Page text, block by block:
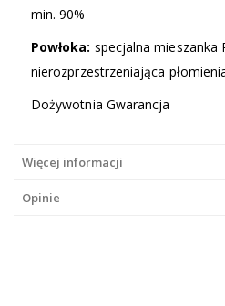
min. 90%
Powłoka: specjalna mieszanka
nierozprzestrzeniająca
Dożywotnia Gwarancja
Więcej informacji
Opinie